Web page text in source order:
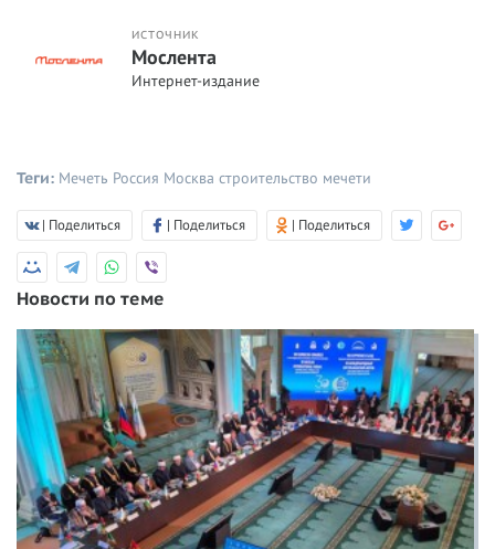
ИСТОЧНИК
Мослента
Интернет-издание
Теги: Мечеть Россия Москва строительство мечети
| Поделиться | Поделиться | Поделиться
Новости по теме